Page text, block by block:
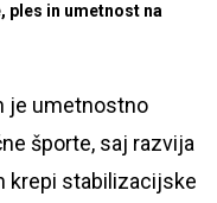
ples in umetnost na
je umetnostno
športe, saj razvija
krepi stabilizacijske